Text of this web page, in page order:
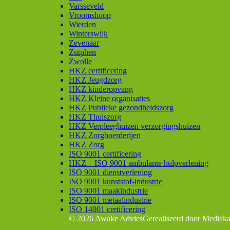
Varsseveld
Vroomshoop
Wierden
Winterswijk
Zevenaar
Zutphen
Zwolle
HKZ certificering
HKZ Jeugdzorg
HKZ kinderopvang
HKZ Kleine organisaties
HKZ Publieke gezondheidszorg
HKZ Thuiszorg
HKZ Verpleeghuizen verzorgingshuizen
HKZ Zorgboerderijen
HKZ Zorg
ISO 9001 certificering
HKZ – ISO 9001 ambulante hulpverlening
ISO 9001 dienstverlening
ISO 9001 kunststof-industrie
ISO 9001 maakindustrie
ISO 9001 metaalindustrie
ISO 14001 certificering
© 2026 Awake AdviesGerealiseerd door